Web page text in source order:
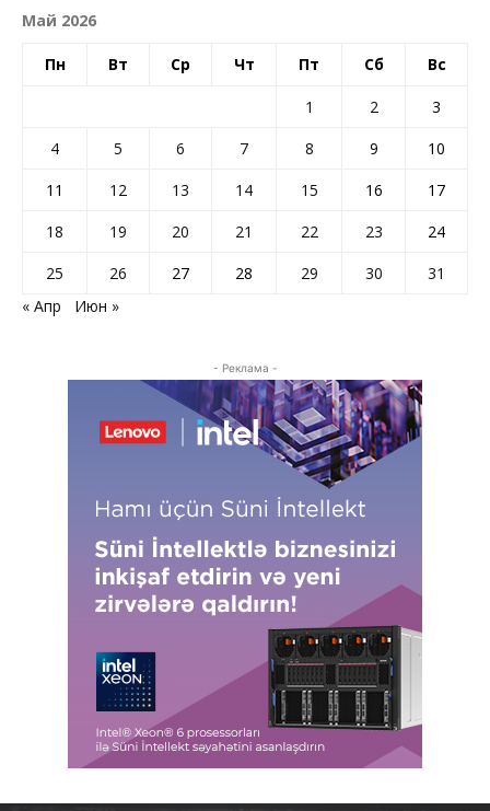
Май 2026
Пн Вт Ср Чт Пт Сб Вс
1 2
3
4
5 6 7 8 9
10
11
12 13 14 15 16
17
18
19 20 21 22 23
24
25
26 27 28 29 30
31
« Апр
Июн »
- Реклама -